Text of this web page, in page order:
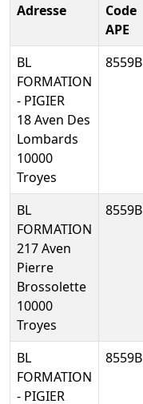
Adresse
Code
APE
BL
FORMATION
- PIGIER
18 Aven Des
Lombards
10000
Troyes
8559B
BL
FORMATION
217 Aven
Pierre
Brossolette
10000
Troyes
8559B
BL
FORMATION
- PIGIER
8559B